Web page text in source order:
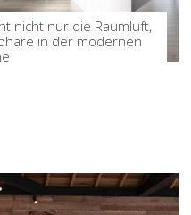
nicht nur die Raumluft,
in der modernen